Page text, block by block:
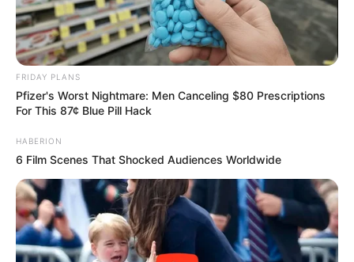
FRIDAY PLANS
Pfizer's Worst Nightmare: Men Canceling $80 Prescriptions
For This 87¢ Blue Pill Hack
HABERION
6 Film Scenes That Shocked Audiences Worldwide